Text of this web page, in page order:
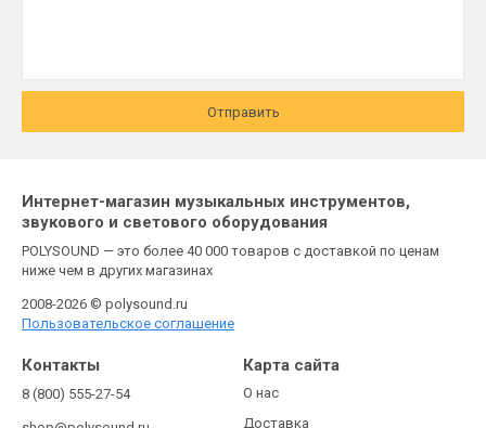
Отправить
Интернет-магазин музыкальных инструментов,
звукового и светового оборудования
POLYSOUND — это более 40 000 товаров с доставкой по ценам
ниже чем в других магазинах
2008-2026 © polysound.ru
Пользовательское соглашение
Контакты
8 (800) 555-27-54
Карта сайта
О нас
Доставка